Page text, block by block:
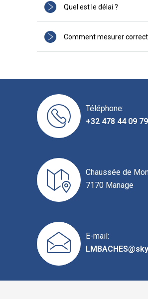
Quel est le délai ?
Comment mesurer
Téléphone:
+32 478 44 09 79
Chaussée de
7170 Manage
E-mail: